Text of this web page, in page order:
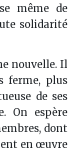
même de
solidarité
nouvelle. Il
ferme, plus
de ses
On espère
dont
en œuvre